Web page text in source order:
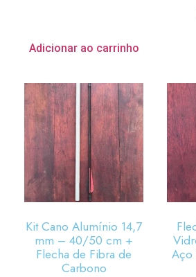
Adicionar ao carrinho
Kit Cano Alumínio 14,7
mm – 40/50 cm +
Flecha de Fibra de
Carbono
Aço